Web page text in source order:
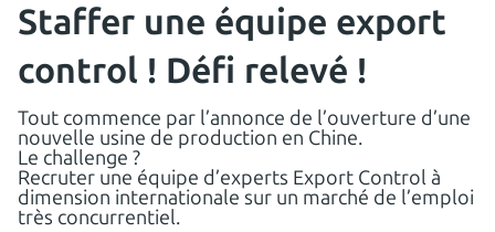
Staffer une équipe export
control ! Défi relevé !
Tout commence par l’annonce de l’ouverture d’une
nouvelle usine de production en Chine.
Le challenge ?
Recruter une équipe d’experts Export Control à
dimension internationale sur un marché de l’emploi
très concurrentiel.